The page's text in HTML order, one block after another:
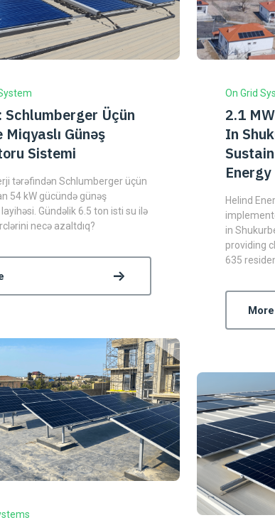
Schlumberger Üçün
Miqyaslı Günəş
Sistemi
tərəfindən Schlumberger üçün
54 kW gücündə günəş
Gündəlik 6.5 ton isti su ilə
necə azaltdıq?
On Grid
2.1
In
Energy
Helind
in
providing
635
More